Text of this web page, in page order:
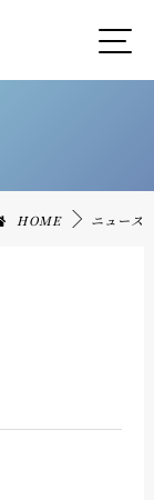
HOME ニュース